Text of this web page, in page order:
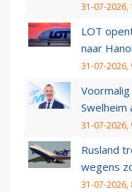
31-07-2026,
LOT
naar Hanoi
31-07-2026,
Swelheim
31-07-2026,
Rusland
wegens
31-07-2026,